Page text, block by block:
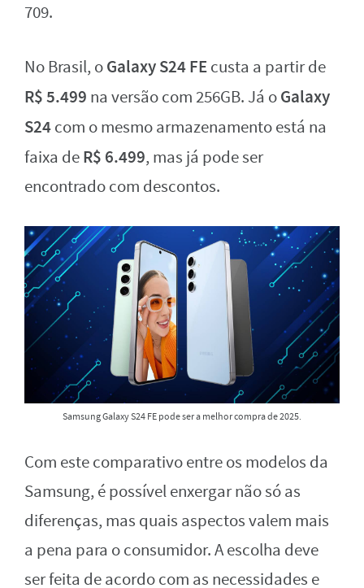
709.
No Brasil, oGalaxy S24 FEcusta a partir de
R$ 5.499 na versão com 256GB. Já oGalaxy
S24com o mesmo armazenamento está na
faixa deR$ 6.499, mas já pode ser
encontrado com descontos.
Samsung Galaxy S24 FE pode ser a melhor compra de 2025.
Com este comparativo entre os modelos da
Samsung, é possível enxergar não só as
diferenças, mas quais aspectos valem mais
a pena para o consumidor. A escolha deve
ser feita de acordo com as necessidades e